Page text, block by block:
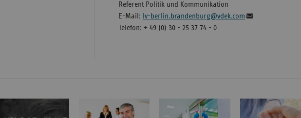
Referent Politik und Kommunikation
E-Mail: lv-berlin.brandenburg@vdek.com
Telefon: + 49 (0) 30 - 25 37 74 - 0